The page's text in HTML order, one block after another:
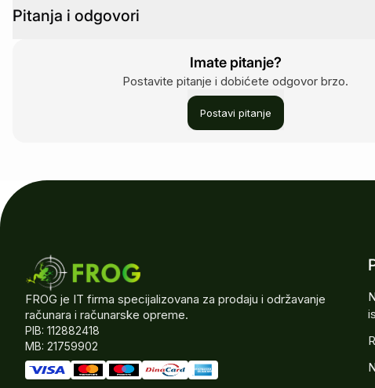
Pitanja i odgovori
Imate pitanje?
Postavite pitanje i dobićete odgovor brzo.
Postavi pitanje
FROG je IT firma specijalizovana za prodaju i održavanje
računara i računarske opreme.
PIB: 112882418
MB: 21759902